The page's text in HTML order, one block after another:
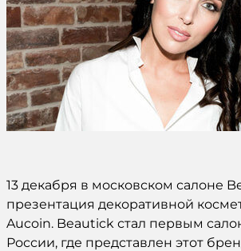
13 декабря в московском салоне
презентация декоративной
Aucoin. Beautick стал первым
России, где представлен этот